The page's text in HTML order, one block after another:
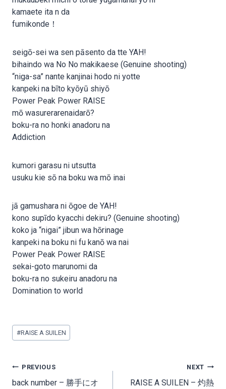
kamaete ita n da
fumikonde！
seigō-sei wa sen pāsento da tte YAH!
bihaindo wa No No makikaese (Genuine shooting)
“niga-sa” nante kanjinai hodo ni yotte
kanpeki na bīto kyōyū shiyō
Power Peak Power RAISE
mō wasurerarenaidarō?
boku-ra no honki anadoru na
Addiction
kumori garasu ni utsutta
usuku kie sō na boku wa mō inai
jā gamushara ni ōgoe de YAH!
kono supīdo kyacchi dekiru? (Genuine shooting)
koko ja “nigai” jibun wa hōrinage
kanpeki na boku ni fu kanō wa nai
Power Peak Power RAISE
sekai-goto marunomi da
boku-ra no sukeiru anadoru na
Domination to world
Post
Tags:
#RAISE A SUILEN
Post
navigation
PREVIOUS
back number – 勝手にオ
NEXT
RAISE A SUILEN – 灼熱